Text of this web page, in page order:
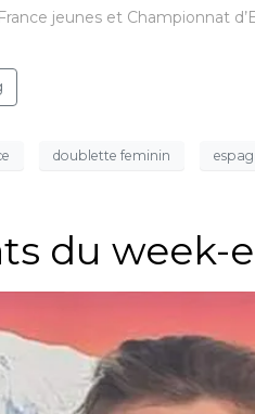
jeunes et Championnat
doublette feminin
du week-